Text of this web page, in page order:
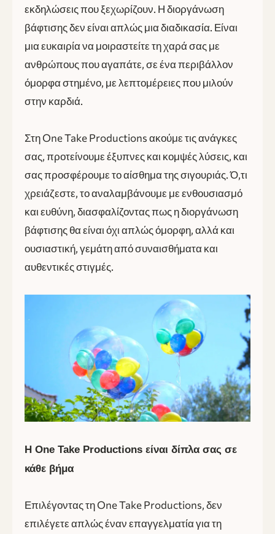
εκδηλώσεις που ξεχωρίζουν. Η διοργάνωση
βάφτισης δεν είναι απλώς μια διαδικασία. Είναι
μια ευκαιρία να μοιραστείτε τη χαρά σας με
ανθρώπους που αγαπάτε, σε ένα περιβάλλον
όμορφα στημένο, με λεπτομέρειες που μιλούν
στην καρδιά.
Στη One Take Productions ακούμε τις ανάγκες
σας, προτείνουμε έξυπνες και κομψές λύσεις, και
σας προσφέρουμε το αίσθημα της σιγουριάς. Ό,τι
χρειάζεστε, το αναλαμβάνουμε με ενθουσιασμό
και ευθύνη, διασφαλίζοντας πως η διοργάνωση
βάφτισης θα είναι όχι απλώς όμορφη, αλλά και
ουσιαστική, γεμάτη από συναισθήματα και
αυθεντικές στιγμές.
Η One Take Productions είναι δίπλα σας σε
κάθε βήμα
Επιλέγοντας τη One Take Productions, δεν
επιλέγετε απλώς έναν επαγγελματία για τη